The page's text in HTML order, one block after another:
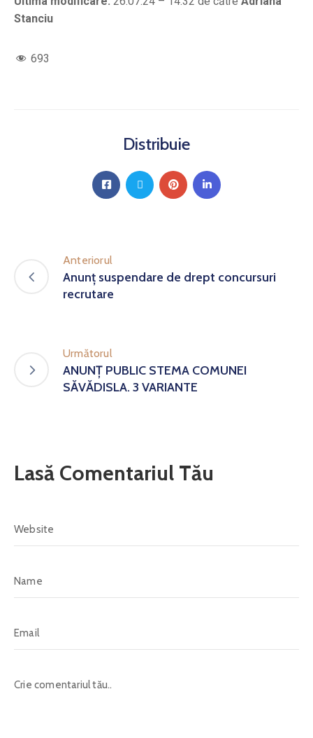
Stanciu
693
Distribuie
Anteriorul
Anunț suspendare de drept concursuri
recrutare
Următorul
ANUNȚ PUBLIC STEMA COMUNEI
SĂVĂDISLA. 3 VARIANTE
Lasă Comentariul Tău